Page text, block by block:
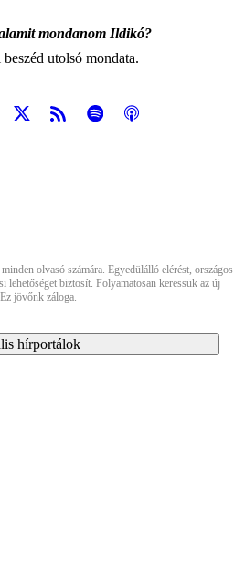
mondanom Ildikó?
utolsó mondata.
olvasó számára. Egyedülálló elérést, országos
lehetőséget biztosít. Folyamatosan keressük az új
jövőnk záloga.
hírportálok